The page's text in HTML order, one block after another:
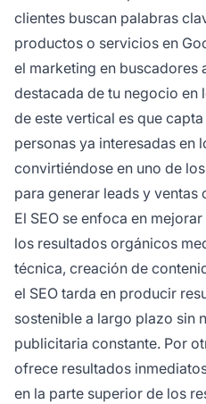
clientes buscan palabras
productos o servicios en
el marketing en buscadores
destacada de tu negocio en
de este vertical es que
personas ya interesadas en
convirtiéndose en uno de
para generar leads y ventas
El SEO se enfoca en
los resultados orgánicos
técnica, creación de
el SEO tarda en producir
sostenible a largo plazo sin
publicitaria constante. Por
ofrece resultados
en la parte superior de los